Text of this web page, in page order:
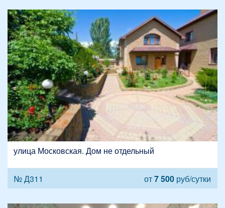
улица Московская. Дом не отдельный
№ Д311 от7 500 руб/сутки